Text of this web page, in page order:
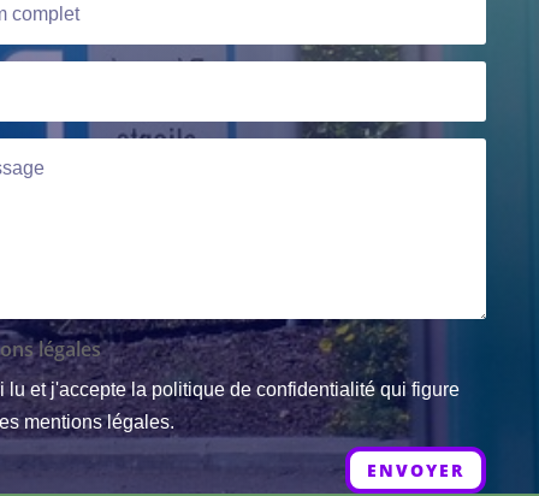
légales
lu et j'accepte la politique de confidentialité qui figure
mentions légales.
ENVOYER